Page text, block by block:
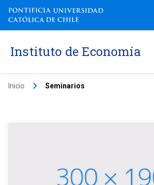
Instituto de Economía
Inicio keyboard_arrow_right Seminarios